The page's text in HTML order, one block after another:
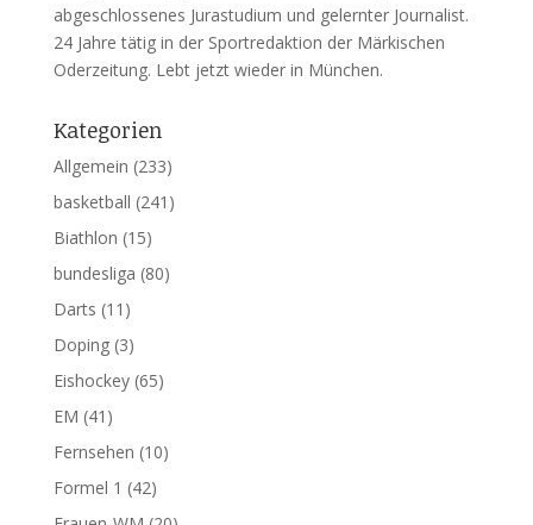
abgeschlossenes Jurastudium und gelernter Journalist.
24 Jahre tätig in der Sportredaktion der Märkischen
Oderzeitung. Lebt jetzt wieder in München.
Kategorien
Allgemein (233)
basketball (241)
Biathlon (15)
bundesliga (80)
Darts (11)
Doping(3)
Eishockey(65)
EM (41)
Fernsehen (10)
Formel 1 (42)